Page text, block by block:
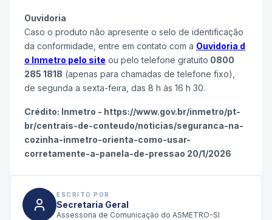
Ouvidoria
Caso o produto não apresente o selo de identificação
da conformidade, entre em contato com a Ouvidoria d
o Inmetro pelo site ou pelo telefone gratuito 0800
285 1818 (apenas para chamadas de telefone fixo),
de segunda a sexta-feira, das 8 h às 16 h 30.
Crédito: Inmetro - https://www.gov.br/inmetro/pt-
br/centrais-de-conteudo/noticias/seguranca-na-
cozinha-inmetro-orienta-como-usar-
corretamente-a-panela-de-pressao 20/1/2026
ESCRITO POR
Secretaria Geral
Assessoria de Comunicação do ASMETRO-SI